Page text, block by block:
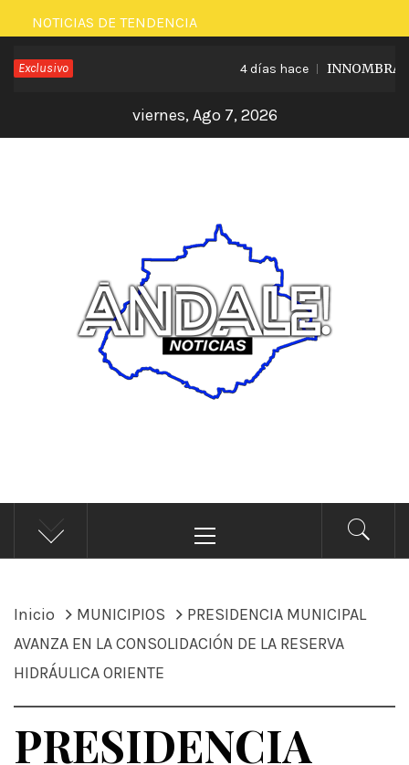
Saltar
al
contenido
NOTICIAS DE TENDENCIA
Exclusivo 4 días hace
viernes, Ago 7, 2026
ÁNDALE NOTICIAS
Noticias
principal
Inicio MUNICIPIOS
PRESIDENCIA MUNICIPAL
AVANZA EN LA CONSOLIDACIÓN DE LA RESERVA
HIDRÁULICA ORIENTE
PRESIDENCIA